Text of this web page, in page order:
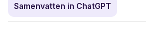
Samenvatten in ChatGPT